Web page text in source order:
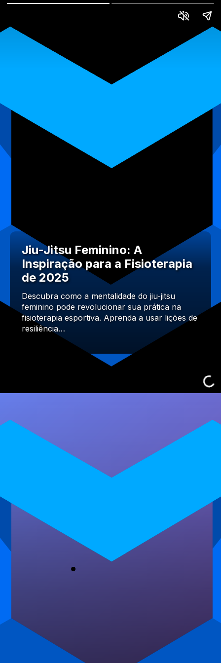
Jiu-Jitsu Feminino: A
Inspiração para a Fisioterapia
de 2025
Descubra como a mentalidade do jiu-jitsu
feminino pode revolucionar sua prática na
fisioterapia esportiva. Aprenda a usar lições de
resiliência…